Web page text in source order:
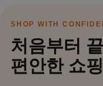
SHOP WITH
처음부터
편안한 쇼핑